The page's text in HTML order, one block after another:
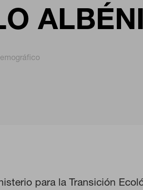
para la Transición
RECHAZAR TODO